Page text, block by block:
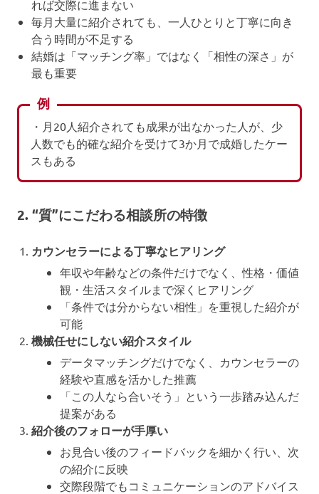
れば交際に進まない
毎月大量に紹介されても、一人ひとりと丁寧に向き
合う時間が不足する
結婚は「マッチング率」ではなく「相性の深さ」が
最も重要
例
・月20人紹介されても成果が出なかった人が、少
人数でも的確な紹介を受けて3か月で成婚したケー
スもある
2. “質”にこだわる相談所の特徴
カウンセラーによる丁寧なヒアリング
年収や年齢などの条件だけでなく、性格・価値
観・生活スタイルまで深くヒアリング
「条件では分からない相性」を重視した紹介が
可能
機械任せにしない紹介スタイル
データマッチングだけでなく、カウンセラーの
経験や直感を活かした推薦
「この人なら合いそう」という一歩踏み込んだ
提案がある
紹介後のフォローが手厚い
お見合い後のフィードバックを細かく行い、次
の紹介に反映
交際段階でもコミュニケーションのアドバイス